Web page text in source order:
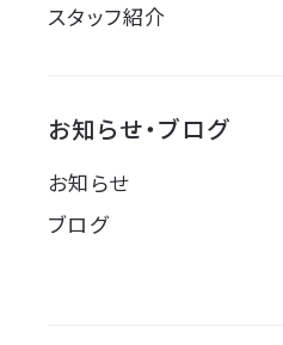
スタッフ紹介
お知らせ・ブログ
お知らせ
ブログ